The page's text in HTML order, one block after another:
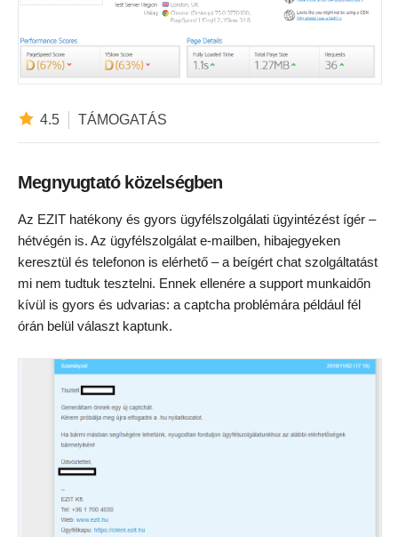
4.5 TÁMOGATÁS
Megnyugtató közelségben
Az EZIT hatékony és gyors ügyfélszolgálati ügyintézést ígér –
hétvégén is. Az ügyfélszolgálat e-mailben, hibajegyeken
keresztül és telefonon is elérhető – a beígért chat szolgáltatást
mi nem tudtuk tesztelni. Ennek ellenére a support munkaidőn
kívül is gyors és udvarias: a captcha problémára például fél
órán belül választ kaptunk.